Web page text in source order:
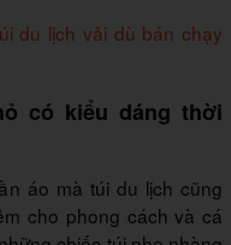
du lịch vải dù bán chạy
có kiểu dáng thời
áo mà túi du lịch cũng
cho phong cách và cá